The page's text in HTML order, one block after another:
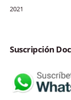
2021
Suscripción